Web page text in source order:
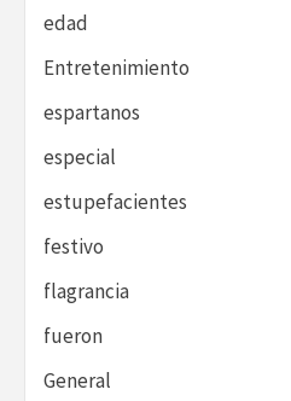
edad
Entretenimiento
espartanos
especial
estupefacientes
festivo
flagrancia
fueron
General